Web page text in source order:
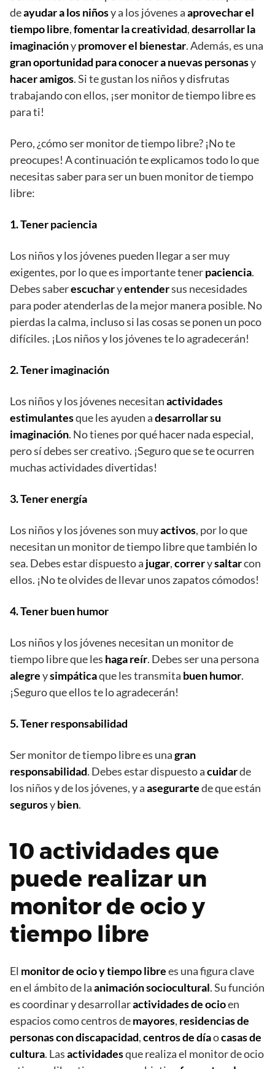
deayudar a los niñosy a los jóvenes aaprovechar el
tiempo libre,fomentar la creatividad,desarrollar la
imaginaciónypromover el bienestar. Además, es una
gran oportunidad para conocer a nuevas personasy
hacer amigos. Si te gustan los niños y disfrutas
trabajando con ellos, ¡ser monitor de tiempo libre es
para ti!
Pero, ¿cómo ser monitor de tiempo libre? ¡No te
preocupes! A continuación te explicamos todo lo que
necesitas saber para ser un buen monitor de tiempo
libre:
1. Tener paciencia
Los niños y los jóvenes pueden llegar a ser muy
exigentes, por lo que es importante tenerpaciencia.
Debes saberescucharyentendersus necesidades
para poder atenderlas de la mejor manera posible. No
pierdas la calma, incluso si las cosas se ponen un poco
difíciles. ¡Los niños y los jóvenes te lo agradecerán!
2. Tener imaginación
Los niños y los jóvenes necesitanactividades
estimulantesque les ayuden adesarrollar su
imaginación. No tienes por qué hacer nada especial,
pero sí debes ser creativo. ¡Seguro que se te ocurren
muchas actividades divertidas!
3. Tener energía
Los niños y los jóvenes son muyactivos, por lo que
necesitan un monitor de tiempo libre que también lo
sea. Debes estar dispuesto a jugar,correrysaltarcon
ellos. ¡No te olvides de llevar unos zapatos cómodos!
4. Tener buen humor
Los niños y los jóvenes necesitan un monitor de
tiempo libre que les haga reír. Debes ser una persona
alegreysimpáticaque les transmita buen humor.
¡Seguro que ellos te lo agradecerán!
5. Tener responsabilidad
Ser monitor de tiempo libre es unagran
responsabilidad. Debes estar dispuesto acuidarde
los niños y de los jóvenes, y aasegurartede que están
segurosybien.
10 actividades que
puede realizar un
monitor de ocio y
tiempo libre
El monitor de ocio y tiempo librees una figura clave
en el ámbito de laanimación sociocultural. Su función
es coordinar y desarrollaractividades de ocioen
espacios como centros demayores, residencias de
personas con discapacidad,centros de díaocasas de
cultura. Lasactividadesque realiza el monitor de ocio